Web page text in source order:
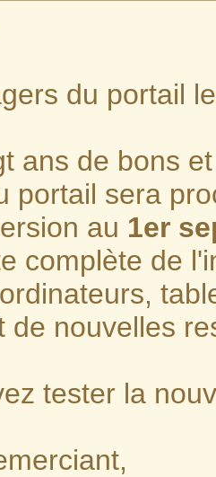
du portail
ans de bons
portail sera
au 1er
complète de
de nouvelles
tester la